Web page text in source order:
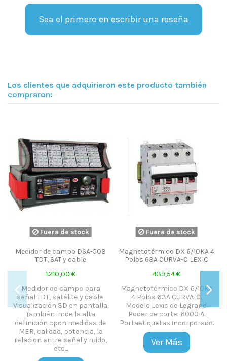
Sea el primero en escribir una reseña
Los clientes que adquirieron este producto también
compraron:
DX 6/10KA 4
C LEXIC
DX 6/10KA
C.
Legrand.
6000 A.
Fuera de stock
Medidor de campo TV
pantalla tactil DVB-T, DVB-
S2, DVB-C, MPEG-2 DSA-800
3.025,00 €
Medidor de campo con
pantalla táctil modelo DSA-
800 de Ikusi. Ofrece
medidas en DVB-T, DVB-S2,
DVB-C y visualización en
formato MPEG-2.
Grapa cable
100 uds. Televes
Grapas
sujecci?n del
Añadir al